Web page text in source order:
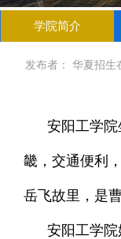
学院简介
发布者： 华夏招生
安阳工学院
畿，交通便利
岳飞故里，是
安阳工学院